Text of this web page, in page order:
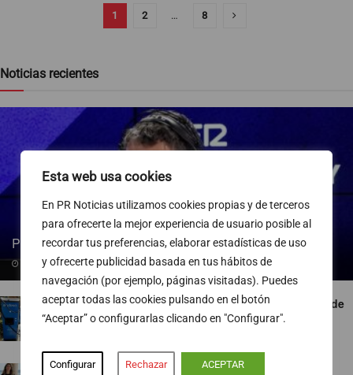
Esta web usa cookies
En PR Noticias utilizamos cookies propias y de terceros
para ofrecerte la mejor experiencia de usuario posible al
recordar tus preferencias, elaborar estadísticas de uso
y ofrecerte publicidad basada en tus hábitos de
navegación (por ejemplo, páginas visitadas). Puedes
aceptar todas las cookies pulsando en el botón
“Aceptar” o configurarlas clicando en "Configurar".
Configurar Rechazar ACEPTAR
1 2 … 8
Noticias recientes
Pedro Blanco gana peso en la SER
09/08/2026
Endesa pone a disposición más de 300 puntos de
recarga abiertos al público
TVE ejecuta un nuevo baile de corresponsales